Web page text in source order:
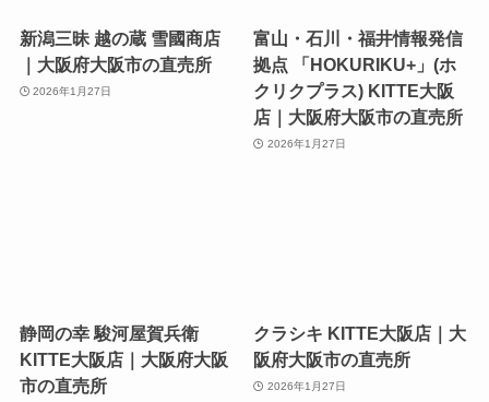
新潟三昧 越の蔵 雪國商店
｜大阪府大阪市の直売所
2026年1月27日
富山・石川・福井情報発信
拠点 「HOKURIKU+」(ホ
クリクプラス) KITTE大阪
店｜大阪府大阪市の直売所
2026年1月27日
静岡の幸 駿河屋賀兵衛
KITTE大阪店｜大阪府大阪
市の直売所
クラシキ KITTE大阪店｜大
阪府大阪市の直売所
2026年1月27日